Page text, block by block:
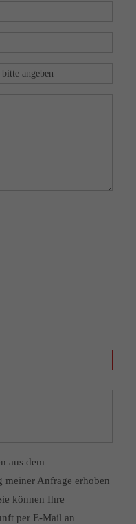
aus dem
Anfrage erhoben
können Ihre
per E-Mail an